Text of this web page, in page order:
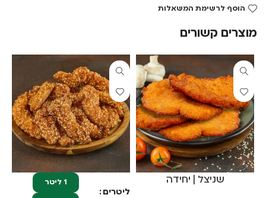
הוסף לרשימת המשאלות
מוצרים קשורים
שניצל | יחידה
ליטרים
1 ליטר